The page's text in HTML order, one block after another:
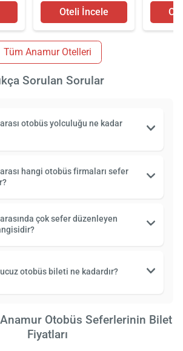
Oteli İncele
Tüm Anamur Otelleri
Sorulan Sorular
otobüs yolculuğu ne kadar
hangi otobüs firmaları sefer
çok sefer düzenleyen
otobüs bileti ne kadardır?
Otobüs Seferlerinin Bilet
Fiyatları